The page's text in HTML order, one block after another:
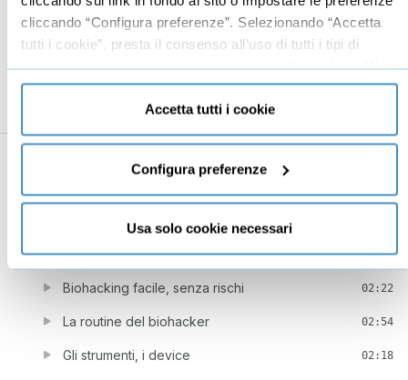
cliccando “Configura preferenze”. Selezionando “Accetta
tutti i cookie”, presta il consenso all’uso di tutti i tipi di
cookie mentre può revocare il consenso cliccando su “Usa
solo cookie necessari” e saranno attivati i soli cookie
tecnici necessari al corretto funzionamento del sito.
Accetta tutti i cookie
Configura preferenze
Usa solo cookie necessari
Contenuti extra
Il caffè del biohacker
Biohacking sul posto di lavoro 09:21
37:03
I benefici mentali e fisici
Lo stile di vita del biohacker 05:23
Biohacking facile, senza rischi 02:22
La routine del biohacker 02:54
Gli strumenti, i device 02:18